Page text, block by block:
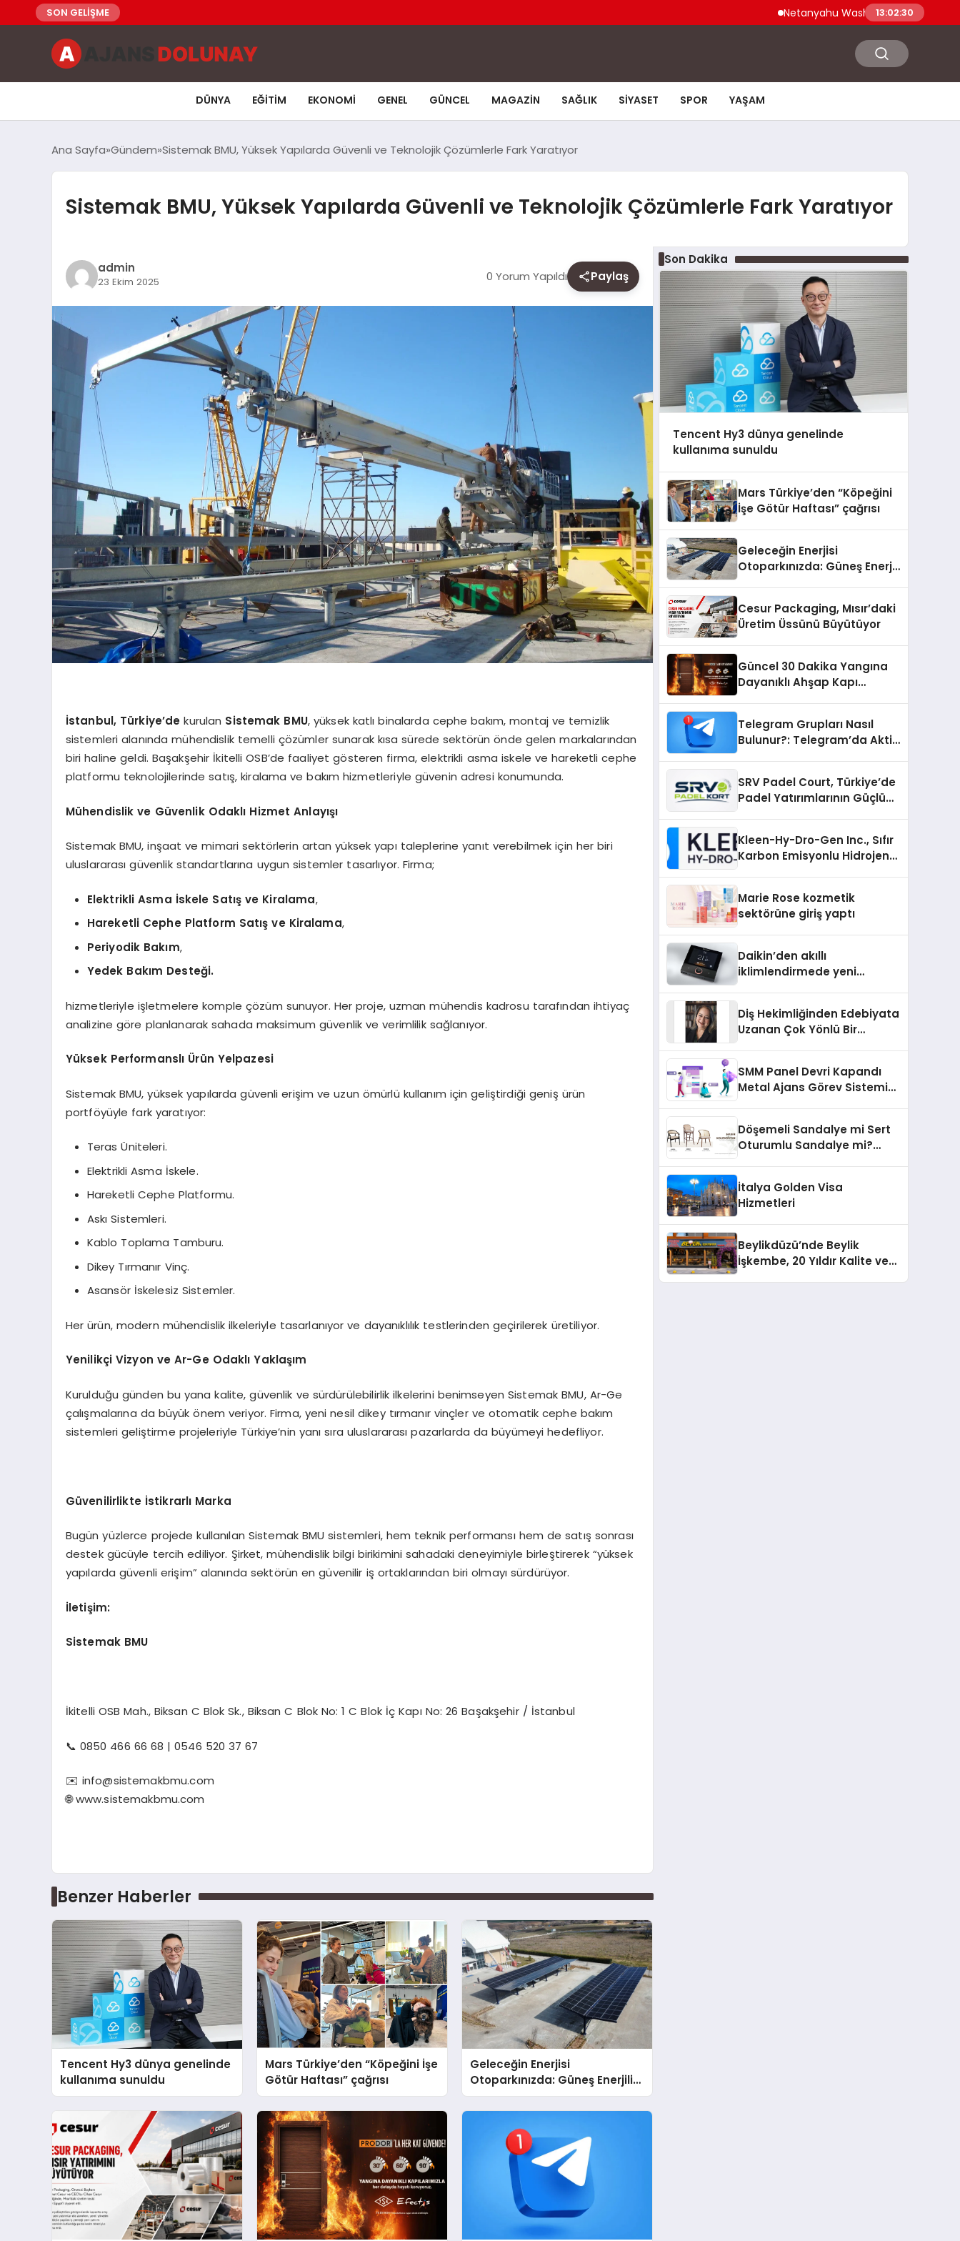
SON GELİŞME Netanyahu Washington Ziyaretinde ABD
13:02:31
DÜNYA EĞITIM EKONOMI GENEL GÜNCEL MAGAZIN SAĞLIK SIYASET SPOR YAŞAM
Ana Sayfa Gündem Sistemak BMU, Yüksek Yapılarda Güvenli ve Teknolojik Çözümlerle Fark Yaratıyor
Sistemak BMU, Yüksek Yapılarda Güvenli ve Teknolojik Çözümlerle Fark Yaratıyor
admin
23 Ekim 2025 0 Yorum Yapıldı Paylaş
İstanbul, Türkiye’dekurulan Sistemak BMU, yüksek katlı binalarda cephe bakım, montaj ve temizlik
sistemleri alanında mühendislik temelli çözümler sunarak kısa sürede sektörün önde gelen markalarından
biri haline geldi. Başakşehir İkitelli OSB’de faaliyet gösteren firma, elektrikli asma iskele ve hareketli cephe
platformu teknolojilerinde satış, kiralama ve bakım hizmetleriyle güvenin adresi konumunda.
Mühendislik ve Güvenlik Odaklı Hizmet Anlayışı
Sistemak BMU, inşaat ve mimari sektörlerin artan yüksek yapı taleplerine yanıt verebilmek için her biri
uluslararası güvenlik standartlarına uygun sistemler tasarlıyor. Firma;
Elektrikli Asma İskele Satış ve Kiralama,
Hareketli Cephe Platform Satış ve Kiralama,
Periyodik Bakım,
Yedek Bakım Desteği.
hizmetleriyle işletmelere komple çözüm sunuyor. Her proje, uzman mühendis kadrosu tarafından ihtiyaç
analizine göre planlanarak sahada maksimum güvenlik ve verimlilik sağlanıyor.
Yüksek Performanslı Ürün Yelpazesi
Sistemak BMU, yüksek yapılarda güvenli erişim ve uzun ömürlü kullanım için geliştirdiği geniş ürün
portföyüyle fark yaratıyor:
Teras Üniteleri.
Elektrikli Asma İskele.
Hareketli Cephe Platformu.
Askı Sistemleri.
Kablo Toplama Tamburu.
Dikey Tırmanır Vinç.
Asansör İskelesiz Sistemler.
Her ürün, modern mühendislik ilkeleriyle tasarlanıyor ve dayanıklılık testlerinden geçirilerek üretiliyor.
Yenilikçi Vizyon ve Ar-Ge Odaklı Yaklaşım
Kurulduğu günden bu yana kalite, güvenlik ve sürdürülebilirlik ilkelerini benimseyen Sistemak BMU, Ar-Ge
çalışmalarına da büyük önem veriyor. Firma, yeni nesil dikey tırmanır vinçler ve otomatik cephe bakım
sistemleri geliştirme projeleriyle Türkiye’nin yanı sıra uluslararası pazarlarda da büyümeyi hedefliyor.
Güvenilirlikte İstikrarlı Marka
Bugün yüzlerce projede kullanılan Sistemak BMU sistemleri, hem teknik performansı hem de satış sonrası
destek gücüyle tercih ediliyor. Şirket, mühendislik bilgi birikimini sahadaki deneyimiyle birleştirerek “yüksek
yapılarda güvenli erişim” alanında sektörün en güvenilir iş ortaklarından biri olmayı sürdürüyor.
İletişim:
Sistemak BMU
İkitelli OSB Mah., Biksan C Blok Sk., Biksan C Blok No: 1 C Blok İç Kapı No: 26 Başakşehir / İstanbul
📞 0850 466 66 68 | 0546 520 37 67
✉️ info@sistemakbmu.com
🌐 www.sistemakbmu.com
Benzer Haberler
Tencent Hy3 dünya genelinde
kullanıma sunuldu
Mars Türkiye’den “Köpeğini İşe
Götür Haftası” çağrısı
Geleceğin Enerjisi
Otoparkınızda: Güneş Enerjili
Carport (Solar Otopark)
Nedir?
Son Dakika
Tencent Hy3 dünya genelinde
kullanıma sunuldu
Mars Türkiye’den “Köpeğini
İşe Götür Haftası” çağrısı
Geleceğin Enerjisi
Otoparkınızda: Güneş Enerjili
Cesur Packaging, Mısır’daki
Üretim Üssünü Büyütüyor
Güncel 30 Dakika Yangına
Dayanıklı Ahşap Kapı
Telegram Grupları Nasıl
Bulunur?: Telegram’da Aktif
SRV Padel Court, Türkiye’de
Padel Yatırımlarının Güçlü
Kleen-Hy-Dro-Gen Inc., Sıfır
Karbon Emisyonlu Hidrojen
Aldı
Marie Rose kozmetik
sektörüne giriş yaptı
Daikin’den akıllı
iklimlendirmede yeni
Diş Hekimliğinden Edebiyata
Uzanan Çok Yönlü Bir
SMM Panel Devri Kapandı
Metal Ajans Görev Sistemi
Döşemeli Sandalye mi Sert
Oturumlu Sandalye mi?
İtalya Golden Visa
Hizmetleri
Beylikdüzü’nde Beylik
İşkembe, 20 Yıldır Kalite ve